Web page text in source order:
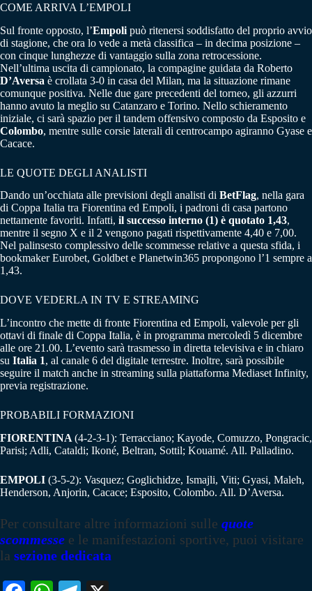
COME ARRIVA L’EMPOLI
Sul fronte opposto, l’Empoli può ritenersi soddisfatto del proprio avvio
di stagione, che ora lo vede a metà classifica – in decima posizione –
con cinque lunghezze di vantaggio sulla zona retrocessione.
Nell’ultima uscita di campionato, la compagine guidata da Roberto
D’Aversa è crollata 3-0 in casa del Milan, ma la situazione rimane
comunque positiva. Nelle due gare precedenti del torneo, gli azzurri
hanno avuto la meglio su Catanzaro e Torino. Nello schieramento
iniziale, ci sarà spazio per il tandem offensivo composto da Esposito e
Colombo, mentre sulle corsie laterali di centrocampo agiranno Gyase e
Cacace.
LE QUOTE DEGLI ANALISTI
Dando un’occhiata alle previsioni degli analisti di BetFlag, nella gara
di Coppa Italia tra Fiorentina ed Empoli, i padroni di casa partono
nettamente favoriti. Infatti, il successo interno (1) è quotato 1,43,
mentre il segno X e il 2 vengono pagati rispettivamente 4,40 e 7,00.
Nel palinsesto complessivo delle scommesse relative a questa sfida, i
bookmaker Eurobet, Goldbet e Planetwin365 propongono l’1 sempre a
1,43.
DOVE VEDERLA IN TV E STREAMING
L’incontro che mette di fronte Fiorentina ed Empoli, valevole per gli
ottavi di finale di Coppa Italia, è in programma mercoledì 5 dicembre
alle ore 21.00. L’evento sarà trasmesso in diretta televisiva e in chiaro
su Italia 1, al canale 6 del digitale terrestre. Inoltre, sarà possibile
seguire il match anche in streaming sulla piattaforma Mediaset Infinity,
previa registrazione.
PROBABILI FORMAZIONI
FIORENTINA (4-2-3-1): Terracciano; Kayode, Comuzzo, Pongracic,
Parisi; Adli, Cataldi; Ikoné, Beltran, Sottil; Kouamé. All. Palladino.
EMPOLI (3-5-2): Vasquez; Goglichidze, Ismajli, Viti; Gyasi, Maleh,
Henderson, Anjorin, Cacace; Esposito, Colombo. All. D’Aversa.
Per consultare altre informazioni sulle quote
scommesse e le manifestazioni sportive, puoi visitare
la sezione dedicata